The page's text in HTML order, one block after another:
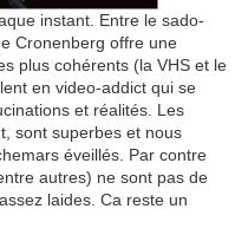
instant. Entre le sado-
Cronenberg offre une
plus cohérents (la VHS et le
en video-addict qui se
et réalités. Les
sont superbes et nous
éveillés. Par contre
autres) ne sont pas de
laides. Ca reste un